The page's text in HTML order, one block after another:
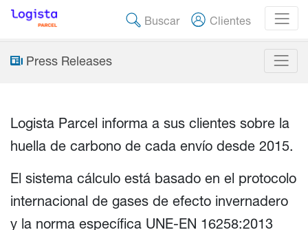
Buscar Clientes
Press Releases
Logista Parcel informa a sus clientes sobre la
huella de carbono de cada envío desde 2015.
El sistema cálculo está basado en el protocolo
internacional de gases de efecto invernadero
y la norma específica UNE-EN 16258:2013